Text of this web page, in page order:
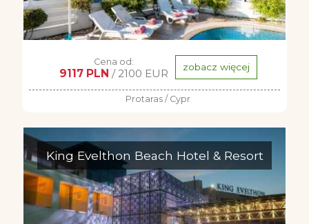
Cena od:
9117 PLN / 2100 EUR zobacz więcej
Protaras / Cypr
King Evelthon Beach Hotel & Resort